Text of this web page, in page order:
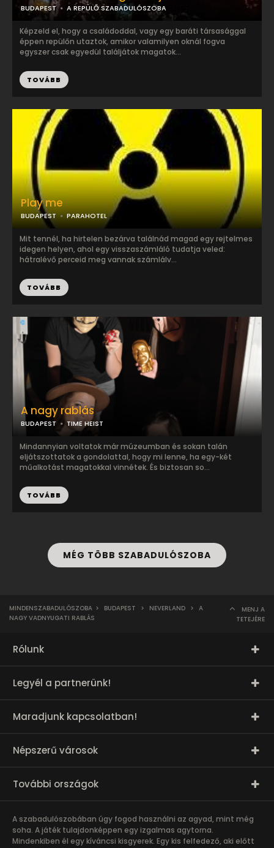
BUDAPEST A REPÜLŐ SZABADULÓSZOBA
Képzeld el, hogy a családoddal, vagy egy baráti társasággal
éppen repülőn utaztok, amikor valamilyen oknál fogva
egyszer csak egyedül találjátok magatok...
TOVÁBB
Play me
BUDAPEST PARAHOTEL
Mit tennél, ha hirtelen bezárva találnád magad egy rejtelmes
idegen helyen, ahol egy visszaszámláló tudatja veled:
hátralévő perceid meg vannak számlálv...
TOVÁBB
A nagy rablás
BUDAPEST TIME HEIST
Mindannyian voltatok már múzeumban és sokan talán
eljátszottatok a gondolattal, hogy mi lenne, ha egy-két
műalkotást magatokkal vinnétek. És biztosan so...
TOVÁBB
MÉG TÖBB SZABADULÓSZOBA
MINDENSZABADULÓSZOBA > BUDAPEST > NEVERLAND > A
NAGY VADNYUGATI RABLÁS
MENJ A
TETEJÉRE
Rólunk
Legyél a partnerünk!
Maradjunk kapcsolatban!
Népszerű városok
További országok
A szabadulószobában úgy fogod használni az agyad, mint még
soha. A játék tulajdonképpen egy izgalmas agytorna.
Mindenkiben él egy kíváncsi kisgyerek. Egy kis felfedező, aki előtt